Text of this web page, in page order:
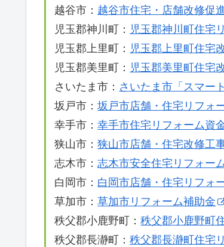
越谷市： 越谷市住宅・店舗改修促
児玉郡神川町： 児玉郡神川町住宅
児玉郡上里町： 児玉郡上里町住宅
児玉郡美里町： 児玉郡美里町住宅
さいたま市： さいたま市「スマー
坂戸市：坂戸市店舗・住宅リフォ
幸手市：幸手市住宅リフォーム資
狭山市：狭山市店舗・住宅改修工
志木市：志木市安全住宅リフォー
白岡市： 白岡市店舗・住宅リフォ
草加市：草加市リフォーム補助金
秩父郡小鹿野町：秩父郡小鹿野町
秩父郡長瀞町：秩父郡長瀞町住宅